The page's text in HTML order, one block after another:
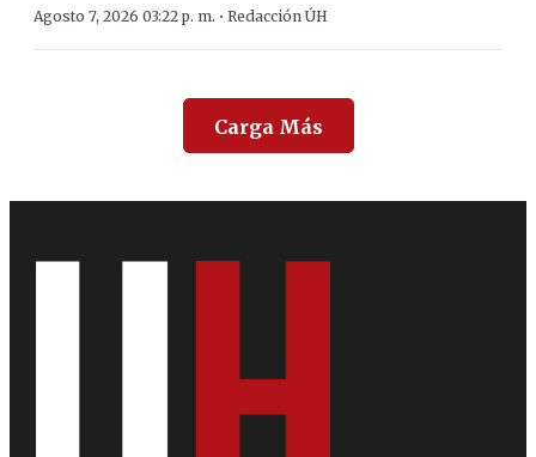
Agosto 7, 2026 03:22 p. m. · Redacción ÚH
Carga Más